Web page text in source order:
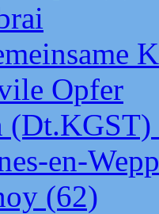
Opfer
(Dt.KGST)
en-
(62)